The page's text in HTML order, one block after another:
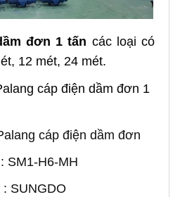
đơn 1 tấn các loại có
12 mét, 24 mét.
cáp điện dầm đơn 1
cáp điện dầm đơn
SM1-H6-MH
SUNGDO